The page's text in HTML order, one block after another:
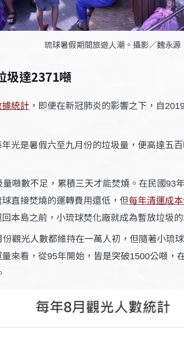
琉球暑假期間旅遊人潮。攝影／魏永源
圾達2371噸
統計 ，即便在新冠肺炎的影響之下，自
光是暑假六至九月份的垃圾量，便高達五百
噸數不足，累積三天才能焚燒。在民國93
直接焚燒的運轉費用還低，但每年清運成
本島之前，小琉球焚化廠就成為暫放垃圾的
份觀光人數都維持在一萬人初，但隨著小琉
來看，從95年開始，皆是突破1500公噸，